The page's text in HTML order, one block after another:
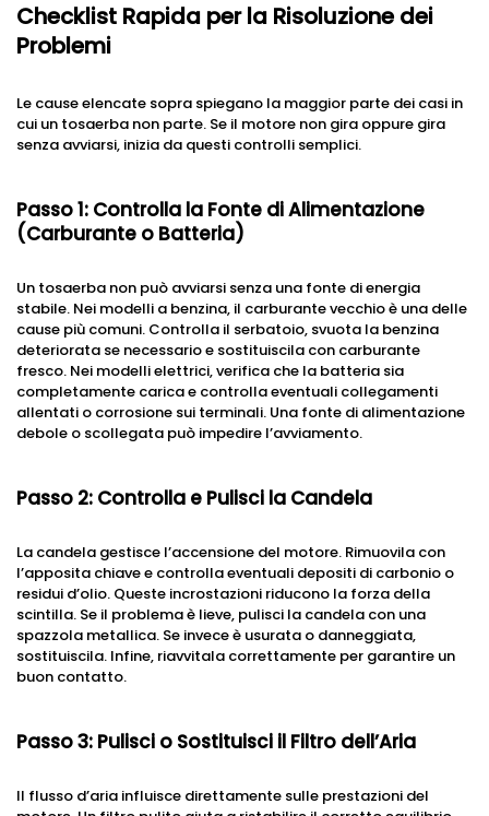
Checklist Rapida per la Risoluzione dei
Problemi
Le cause elencate sopra spiegano la maggior parte dei casi in
cui un tosaerba non parte. Se il motore non gira oppure gira
senza avviarsi, inizia da questi controlli semplici.
Passo 1: Controlla la Fonte di Alimentazione
(Carburante o Batteria)
Un tosaerba non può avviarsi senza una fonte di energia
stabile. Nei modelli a benzina, il carburante vecchio è una delle
cause più comuni. Controlla il serbatoio, svuota la benzina
deteriorata se necessario e sostituiscila con carburante
fresco. Nei modelli elettrici, verifica che la batteria sia
completamente carica e controlla eventuali collegamenti
allentati o corrosione sui terminali. Una fonte di alimentazione
debole o scollegata può impedire l’avviamento.
Passo 2: Controlla e Pulisci la Candela
La candela gestisce l’accensione del motore. Rimuovila con
l’apposita chiave e controlla eventuali depositi di carbonio o
residui d’olio. Queste incrostazioni riducono la forza della
scintilla. Se il problema è lieve, pulisci la candela con una
spazzola metallica. Se invece è usurata o danneggiata,
sostituiscila. Infine, riavvitala correttamente per garantire un
buon contatto.
Passo 3: Pulisci o Sostituisci il Filtro dell’Aria
Il flusso d’aria influisce direttamente sulle prestazioni del